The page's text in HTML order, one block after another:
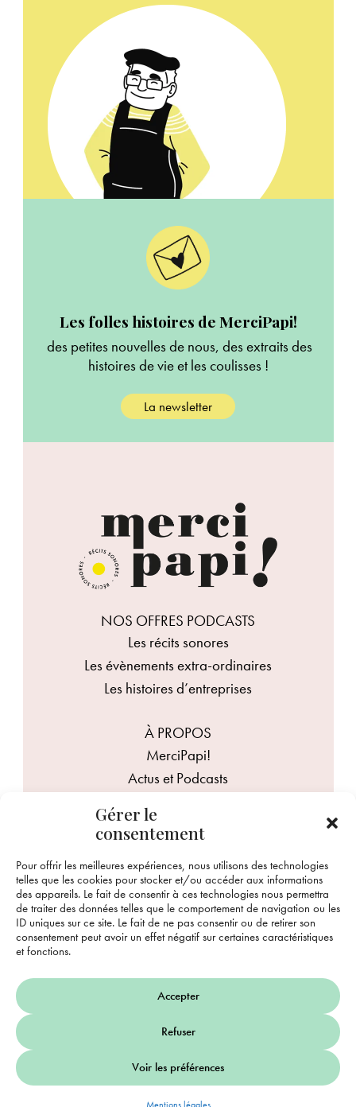
Gérer le
consentement
Pour offrir les meilleures expériences, nous utilisons des technologies
telles que les cookies pour stocker et/ou accéder aux informations
des appareils. Le fait de consentir à ces technologies nous permettra
de traiter des données telles que le comportement de navigation ou les
ID uniques sur ce site. Le fait de ne pas consentir ou de retirer son
consentement peut avoir un effet négatif sur certaines caractéristiques
et fonctions.
Accepter
Refuser
Voir les préférences
Mentions légales
Les folles histoires de MerciPapi!
des petites nouvelles de nous, des extraits des
histoires de vie et les coulisses !
La newsletter
NOS OFFRES PODCASTS
Les récits sonores
Les évènements extra-ordinaires
Les histoires d’entreprises
À PROPOS
MerciPapi!
Actus et Podcasts
Contact
ME JOINDRE
margaux@mercipapi.bzh
06 84 48 58 48
La Coquille
Design par